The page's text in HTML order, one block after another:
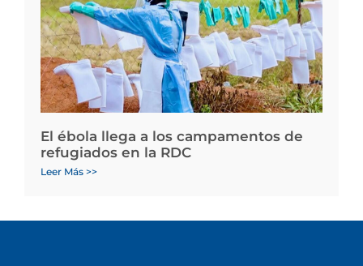
El ébola llega a los campamentos de
refugiados en la RDC
Leer Más >>